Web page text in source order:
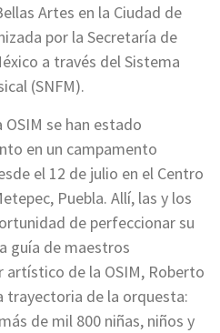
Artes en la Ciudad de
por la Secretaría de
a través del Sistema
(SNFM).
se han estado
en un campamento
el 12 de julio en el Centro
Puebla. Allí, las y los
de perfeccionar su
guía de maestros
artístico de la OSIM, Roberto
trayectoria de la orquesta:
de mil 800 niñas, niños y